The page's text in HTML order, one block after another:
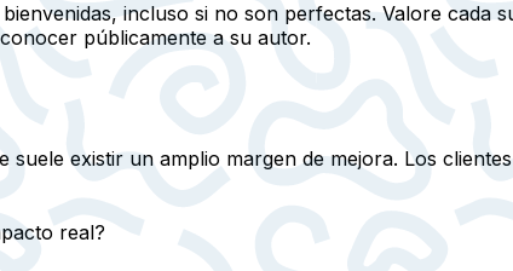
incluso si no son perfectas. Valore cada
públicamente a su autor.
suele existir un amplio margen de mejora. Los
real?